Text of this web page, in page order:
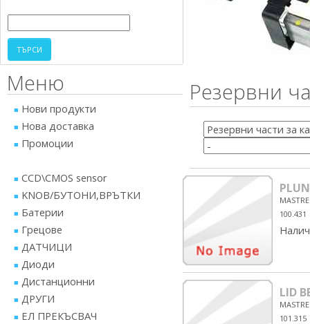
Меню
Нови продукти
Нова доставка
Промоции
CCD\CMOS sensor
KNOB/БУТОНИ,ВРЪТКИ
Батерии
Грецове
ДАТЧИЦИ
Диоди
Дистанционни
ДРУГИ
ЕЛ ПРЕКЪСВАЧ
Резервни
100.431
LID
101.315